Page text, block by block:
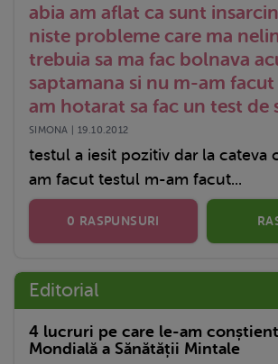
abia am aflat ca sunt
niste probleme care ma
trebuia sa ma fac bolnava
saptamana si nu m-am facut
am hotarat sa fac un test de
SIMONA | 19.10.2012
testul a iesit pozitiv dar la cateva
am facut testul m-am facut...
0 RASPUNSURI
Editorial
4 lucruri pe care le-am
Mondială a Sănătății Mintale